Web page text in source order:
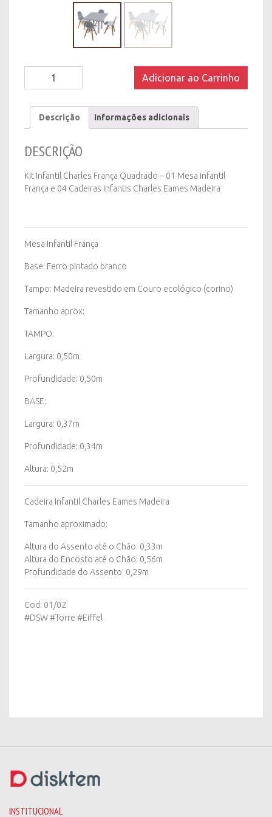
França
Quadrado
Adicionar ao Carrinho
Descrição Informações adicionais
DESCRIÇÃO
Kit Infantil Charles França Quadrado – 01 Mesa infantil
França e 04 Cadeiras Infantis Charles Eames Madeira
Mesa Infantil França
Base: Ferro pintado branco
Tampo: Madeira revestido em Couro ecológico (corino)
Tamanho aprox:
TAMPO:
Largura: 0,50m
Profundidade: 0,50m
BASE:
Largura: 0,37m
Profundidade: 0,34m
Altura: 0,52m
Cadeira Infantil Charles Eames Madeira
Tamanho aproximado:
Altura do Assento até o Chão: 0,33m
Altura do Encosto até o Chão: 0,56m
Profundidade do Assento: 0,29m
Cod: 01/02
#DSW #Torre #Eiffel
INSTITUCIONAL